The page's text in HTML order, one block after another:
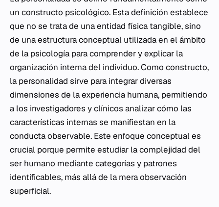
un constructo psicológico. Esta definición establece
que no se trata de una entidad física tangible, sino
de una estructura conceptual utilizada en el ámbito
de la psicología para comprender y explicar la
organización interna del individuo. Como constructo,
la personalidad sirve para integrar diversas
dimensiones de la experiencia humana, permitiendo
a los investigadores y clínicos analizar cómo las
características internas se manifiestan en la
conducta observable. Este enfoque conceptual es
crucial porque permite estudiar la complejidad del
ser humano mediante categorías y patrones
identificables, más allá de la mera observación
superficial.